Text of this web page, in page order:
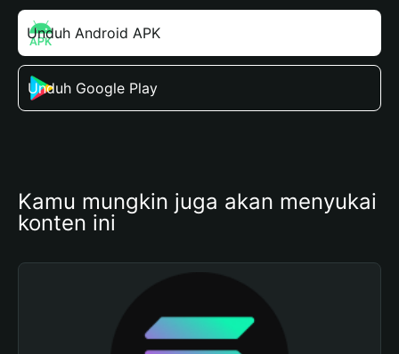
Unduh Android APK
Unduh Google Play
Kamu mungkin juga akan menyukai
konten ini